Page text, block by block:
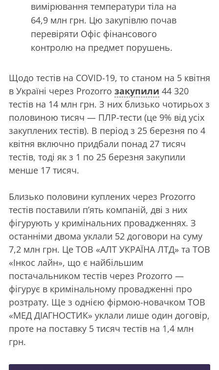
вимірювання температури тіла на
64,9 млн грн. Цю закупівлю почав
перевіряти Офіс фінансового
контролю на предмет порушень.
Щодо тестів на COVID-19, то станом на 5 квітня
в Україні через Prozorro закупили 44 320
тестів на 14 млн грн. З них близько чотирьох з
половиною тисяч — ПЛР-тести (це 9% від усіх
закуплених тестів). В період з 25 березня по 4
квітня включно придбали понад 27 тисяч
тестів, тоді як з 1 по 25 березня закупили
менше 17 тисяч.
Близько половини куплених через Prozorro
тестів поставили п’ять компаній, дві з них
фігурують у кримінальних провадженнях. З
останніми двома уклали 52 договори на суму
7,2 млн грн. Це ТОВ «АЛТ УКРАЇНА ЛТД» та ТОВ
«Інкос лайн», що є найбільшим
постачальником тестів через Prozorro —
фігурує в кримінальному провадженні про
розтрату. Ще з однією фірмою-новачком ТОВ
«МЕД ДІАГНОСТИК» уклали лише один договір,
проте на поставку 5 тисяч тестів на 1,4 млн
грн.